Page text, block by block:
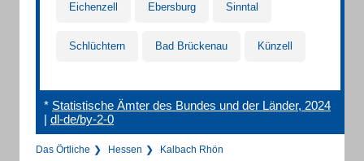
Eichenzell Ebersburg Sinntal
Schlüchtern Bad Brückenau Künzell
* Statistische Ämter des Bundes und der Länder, 2024
| dl-de/by-2-0
Das Örtliche Hessen Kalbach Rhön